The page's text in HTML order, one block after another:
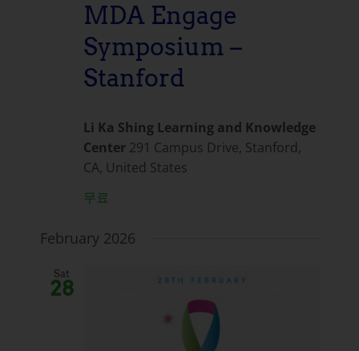
MDA Engage
Symposium –
Stanford
Li Ka Shing Learning and Knowledge
Center 291 Campus Drive, Stanford,
CA, United States
무료
February 2026
Sat
28